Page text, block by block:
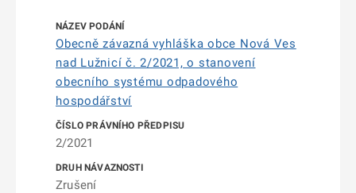
Obecně závazná vyhláška obce Nová Ves
nad Lužnicí č. 2/2021, o stanovení
obecního systému odpadového
hospodářství
2/2021
Zrušení